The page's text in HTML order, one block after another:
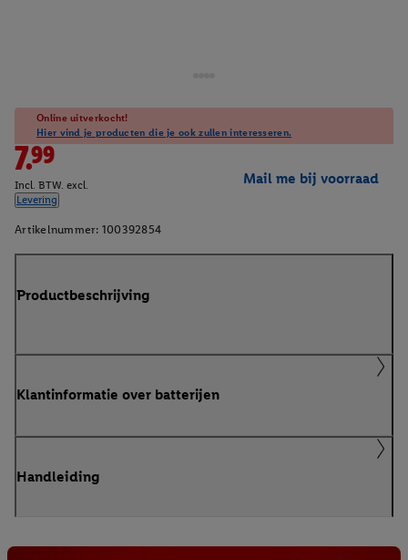
Online uitverkocht!
Hier vind je producten die je ook zullen interesseren.
7.99
Incl. BTW. excl.
Levering
Mail me bij voorraad
Artikelnummer: 100392854
Productbeschrijving
Klantinformatie over batterijen
Handleiding